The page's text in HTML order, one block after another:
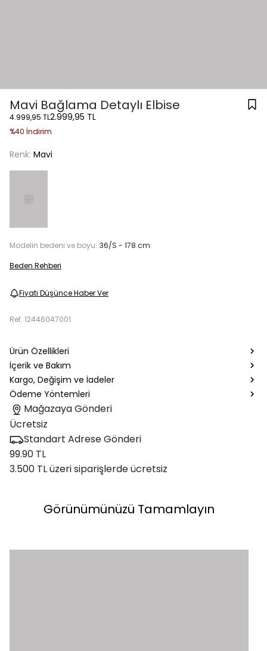
Mavi Bağlama Detaylı Elbise
4.999,95 TL2.999,95 TL
%40 İndirim
Renk: Mavi
Modelin bedeni ve boyu: 36/S - 178 cm
Beden Rehberi
Fiyatı Düşünce Haber Ver
Ref. 12446047001
Ürün Özellikleri
İçerik ve Bakım
Kargo, Değişim ve İadeler
Ödeme Yöntemleri
Mağazaya Gönderi
Ücretsiz
Standart Adrese Gönderi
99.90 TL
3.500 TL üzeri siparişlerde ücretsiz
Görünümünüzü Tamamlayın